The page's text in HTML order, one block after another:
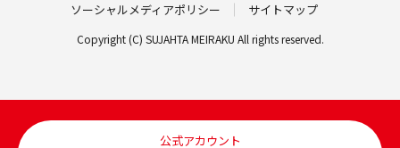
ソーシャルメディアポリシー
サイトマップ
Copyright (C) SUJAHTA MEIRAKU All rights reserved.
公式アカウント